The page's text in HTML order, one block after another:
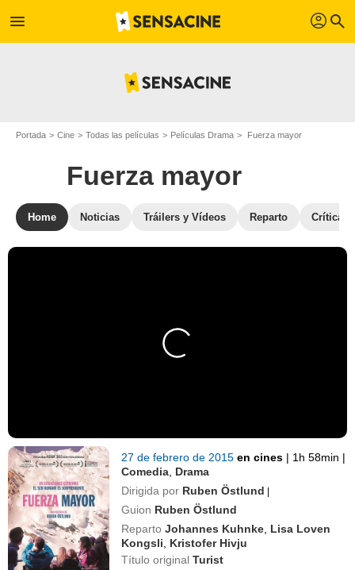
menu profil search
Portada Cine Todas las películas Películas Drama Fuerza mayor
Fuerza mayor
Home Noticias Tráilers y Vídeos Reparto Críticas
27 de febrero de 2015en cines | 1h 58min |
Comedia Drama
Dirigida por Ruben Östlund |
Guion Ruben Östlund
Reparto Johannes Kuhnke Lisa Loven
Kongsli
Kristofer Hivju
Título originalTurist